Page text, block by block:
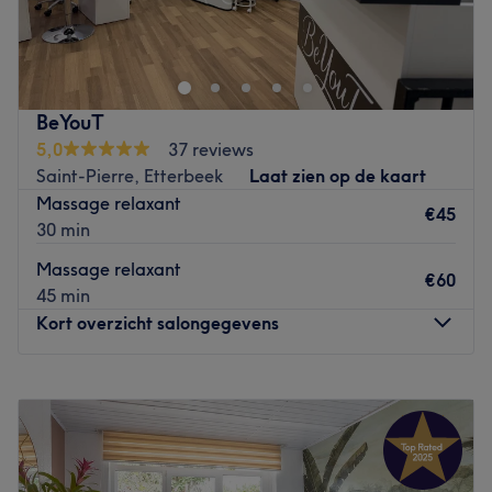
espèces uniquement.
Go to venue
coeur d'Etterbeek. Nikolina vous reçoit pour chouchouter
et soigner vos mains et vos pieds. Optez pour une
pédicure médicale si vous souhaitez un traitement contre
les durillons, les cors, les ongles incarnés ou un simple
soin des pieds. Vous pourrez également profiter d’une
réflexologie plantaire ou d’un massage des pieds
relaxant. Tout ça dans le calme et la détente, pendant
qu'on vous prodigue les meilleurs conseils.
BeYouT
5,0
37 reviews
Saint-Pierre, Etterbeek
Laat zien op de kaart
Massage relaxant
30 min
€45
Massage relaxant
45 min
€60
Kort overzicht salongegevens
Dinsdag
10:00–19:00
Woensdag
10:00
19:00
Donderdag
10:00 –19:00